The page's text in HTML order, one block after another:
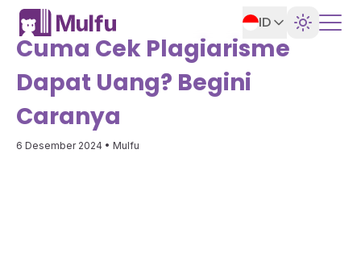
ID
Cuma Cek Plagiarisme
Dapat Uang? Begini
Caranya
6 Desember 2024 • Mulfu